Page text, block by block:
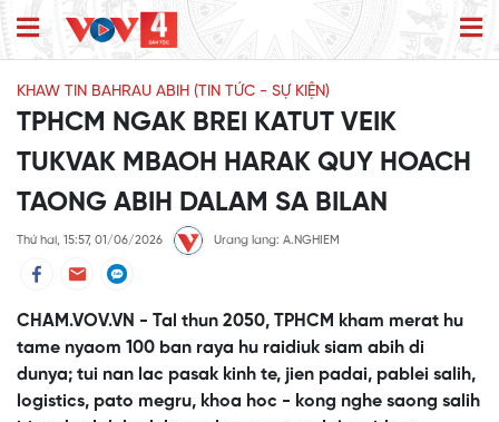
KHAW TIN BAHRAU ABIH (TIN TỨC - SỰ KIỆN)
TPHCM NGAK BREI KATUT VEIK
TUKVAK MBAOH HARAK QUY HOACH
TAONG ABIH DALAM SA BILAN
Thứ hai, 15:57, 01/06/2026 Urang lang: A.NGHIEM
CHAM.VOV.VN - Tal thun 2050, TPHCM kham merat hu
tame nyaom 100 ban raya hu raidiuk siam abih di
dunya; tui nan lac pasak kinh te, jien padai, pablei salih,
logistics, pato megru, khoa hoc - kong nghe saong salih